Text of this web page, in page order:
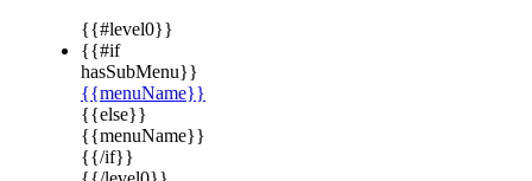
{{#level0}}
{{#if
hasSubMenu}}
{{menuName}}
{{else}}
{{menuName}}
{{/if}}